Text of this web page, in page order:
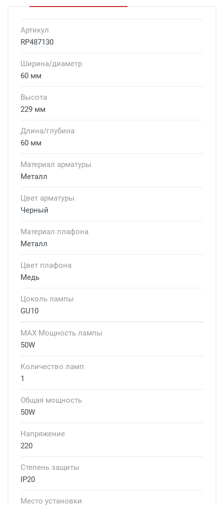
Артикул
RP487130
Ширина/диаметр
60 мм
Высота
229 мм
Длина/глубина
60 мм
Материал арматуры
Металл
Цвет арматуры
Черный
Материал плафона
Металл
Цвет плафона
Медь
Цоколь лампы
GU10
MAX Мощность лампы
50W
Количество ламп
1
Общая мощность
50W
Напряжение
220
Степень защиты
IP20
Место установки